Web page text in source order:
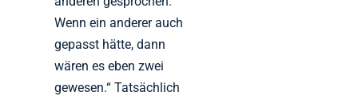
Wenn ein anderer auch
gepasst hätte, dann
wären es eben zwei
gewesen.“ Tatsächlich